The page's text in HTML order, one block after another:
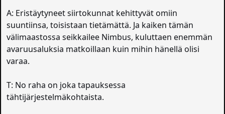
A: Eristäytyneet siirtokunnat kehittyvät omiin
suuntiinsa, toisistaan tietämättä. Ja kaiken tämän
välimaastossa seikkailee Nimbus, kuluttaen enemmän
avaruusaluksia matkoillaan kuin mihin hänellä olisi
varaa.
T: No raha on joka tapauksessa
tähtijärjestelmäkohtaista.